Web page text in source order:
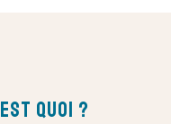
quoi ?